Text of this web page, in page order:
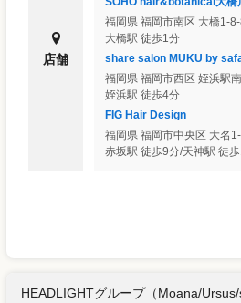
店舗
福岡県 福岡市南区 大橋1-
大橋駅 徒歩1分
share salon MUKU by
福岡県 福岡市西区 姪浜駅
姪浜駅 徒歩4分
FIG Hair Design
福岡県 福岡市中央区 大名
赤坂駅 徒歩9分/天神駅 徒
HEADLIGHTグループ（Moana/Ursus/